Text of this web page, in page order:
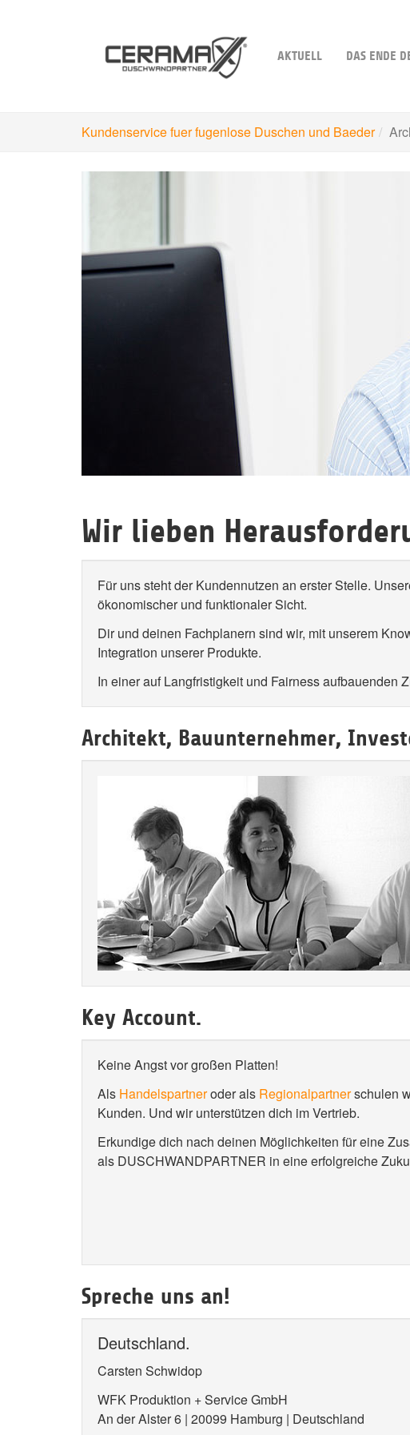
AKTUELL DAS ENDE
Kundenservice fuer fugenlose Duschen und Baeder
Wir lieben
Für uns steht der Kundennutzen an erster Stelle.
ökonomischer und funktionaler Sicht.
Dir und deinen Fachplanern sind wir, mit unserem
Integration unserer Produkte.
In einer auf Langfristigkeit und Fairness aufbauenden
Architekt, Bauunternehmer,
Key Account.
Keine Angst vor großen Platten!
Als Handelspartneroder als Regionalpartnerschulen
Kunden. Und wir unterstützen dich im Vertrieb.
Erkundige dich nach deinen Möglichkeiten für eine
als DUSCHWANDPARTNER in eine erfolgreiche
Spreche uns an!
Deutschland.
Carsten Schwidop
WFK Produktion + Service GmbH
An der Alster 6 | 20099 Hamburg | Deutschland